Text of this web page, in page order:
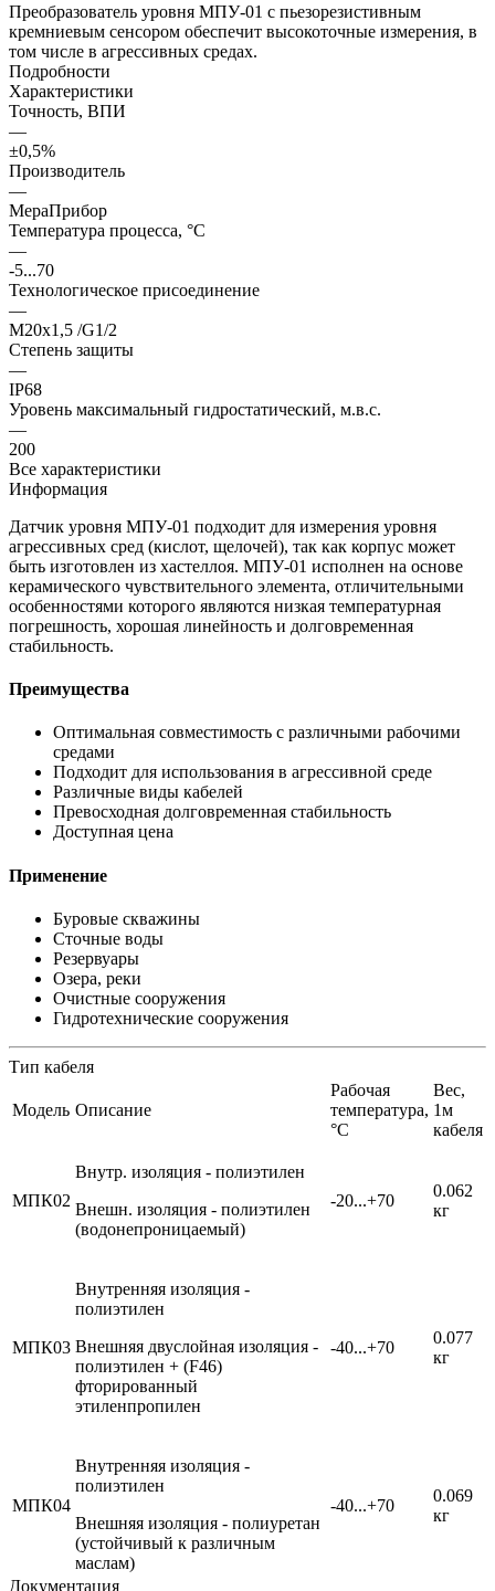
Преобразователь уровня МПУ-01 с пьезорезистивным
кремниевым сенсором обеспечит высокоточные измерения, в
том числе в агрессивных средах.
Подробности
Характеристики
Точность, ВПИ
—
±0,5%
Производитель
—
МераПрибор
Температура процесса, °С
—
-5...70
Технологическое присоединение
—
М20x1,5 /G1/2
Степень защиты
—
IP68
Уровень максимальный гидростатический, м.в.с.
—
200
Все характеристики
Информация
Датчик уровня МПУ-01 подходит для измерения уровня
агрессивных сред (кислот, щелочей), так как корпус может
быть изготовлен из хастеллоя. МПУ-01 исполнен на основе
керамического чувствительного элемента, отличительными
особенностями которого являются низкая температурная
погрешность, хорошая линейность и долговременная
стабильность.
Преимущества
Оптимальная совместимость с различными рабочими
средами
Подходит для использования в агрессивной среде
Различные виды кабелей
Превосходная долговременная стабильность
Доступная цена
Применение
Буровые скважины
Сточные воды
Резервуары
Озера, реки
Очистные сооружения
Гидротехнические сооружения
Тип кабеля
Модель Описание
Рабочая
температура,
°C
Вес,
1м
кабеля
МПК02
Внутр. изоляция - полиэтилен
Внешн. изоляция - полиэтилен
(водонепроницаемый)
-20...+70
0.062
кг
МПК03
Внутренняя изоляция -
полиэтилен
Внешняя двуслойная изоляция -
полиэтилен + (F46)
фторированный
этиленпропилен
-40...+70
0.077
кг
МПК04
Внутренняя изоляция -
полиэтилен
Внешняя изоляция - полиуретан
(устойчивый к различным
маслам)
-40...+70
0.069
кг
Документация